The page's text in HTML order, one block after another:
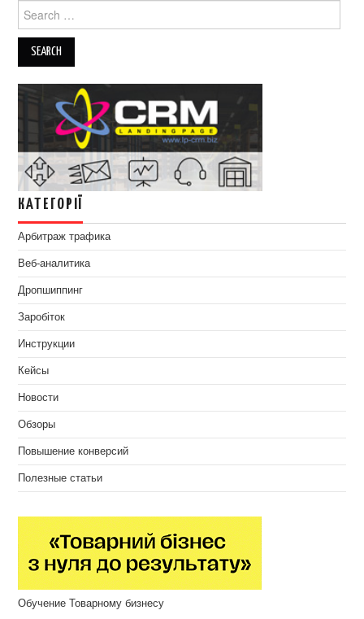
for:
КАТЕГОРІЇ
Арбитраж трафика
Веб-аналитика
Дропшиппинг
Заробіток
Инструкции
Кейсы
Новости
Обзоры
Повышение конверсий
Полезные статьи
Обучение Товарному бизнесу